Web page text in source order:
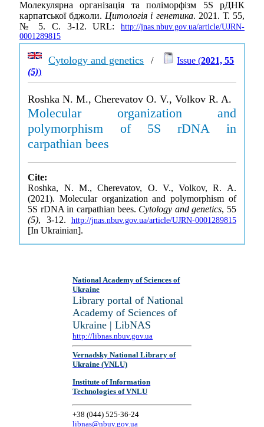
Молекулярна організація та поліморфізм 5S рДНК
карпатської бджоли.Цитологія і генетика. 2021. Т. 55,
№ 5. С. 3-12. URL: http://jnas.nbuv.gov.ua/article/UJRN-
0001289815
Cytology and genetics / Issue (2021, 55
(5))
Roshka N. M., Cherevatov O. V., Volkov R. A.
Molecular organization and
polymorphism of 5S rDNA in
carpathian bees
Cite:
Roshka, N. M., Cherevatov, O. V., Volkov, R. A.
(2021). Molecular organization and polymorphism of
5S rDNA in carpathian bees. Cytology and genetics, 55
(5), 3-12. http://jnas.nbuv.gov.ua/article/UJRN-0001289815
[In Ukrainian].
National Academy of Sciences of
Ukraine
Library portal of National
Academy of Sciences of
Ukraine | LibNAS
http://libnas.nbuv.gov.ua
Vernadsky National Library of
Ukraine (VNLU)
Institute of Information
Technologies of VNLU
+38 (044) 525-36-24
libnas@nbuv.gov.ua